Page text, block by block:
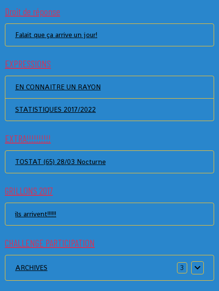
Droit de réponse
Falait que ça arrive un jour!
EXPRESSIONS
EN CONNAITRE UN RAYON
STATISTIQUES 2017/2022
EXTRA!!!!!!!!!!
TOSTAT (65) 28/03 Nocturne
GRILLONS 2017
ils arrivent!!!!!!
CHALLENGE PARTICIPATION
ARCHIVES 3